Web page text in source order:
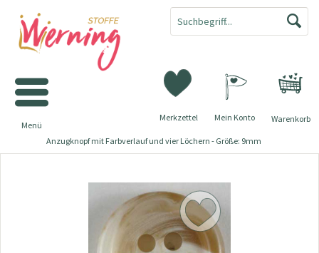
Warenkorb
Merkzettel Mein Konto
Menü
Anzugknopf mit Farbverlauf und vier Löchern - Größe: 9mm